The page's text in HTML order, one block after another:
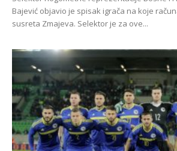
Bajević objavio je spisak igrača na koje
susreta Zmajeva. Selektor je za ove...